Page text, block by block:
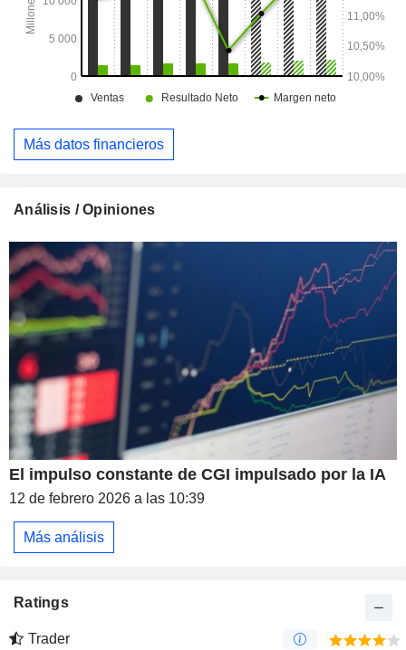
Más datos financieros
Análisis / Opiniones
El impulso constante de CGI impulsado por la IA
12 de febrero 2026 a las 10:39
Más análisis
Ratings
Trader